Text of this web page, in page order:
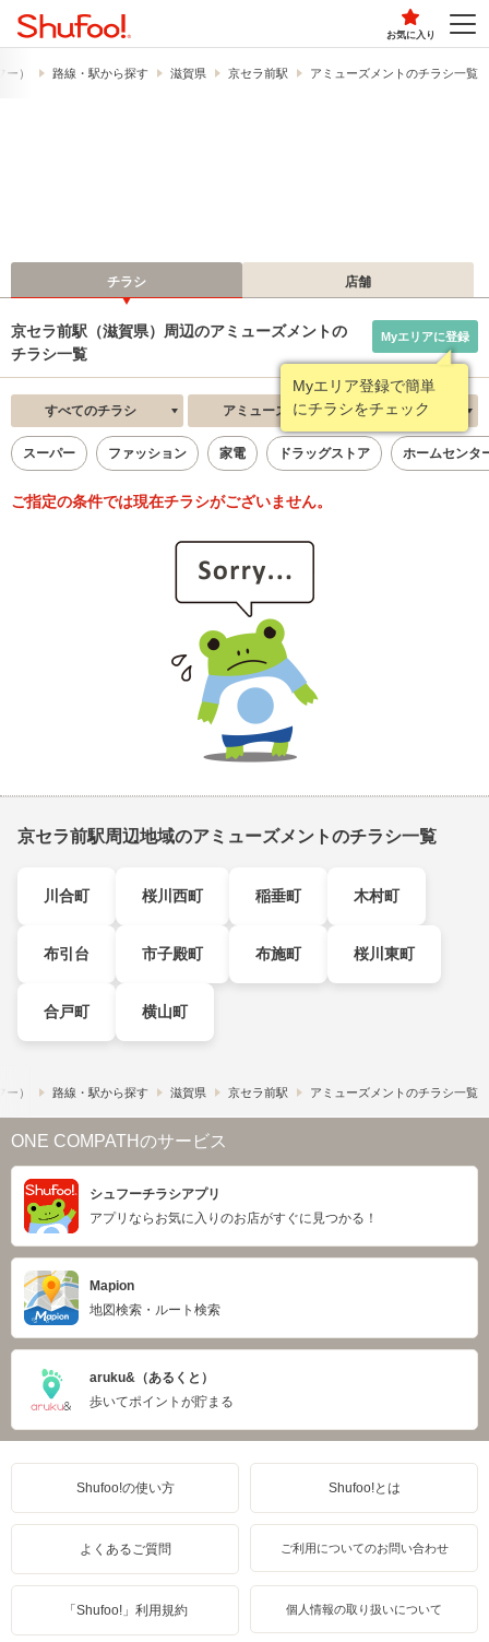
お気に入り
） 路線・駅から探す 滋賀県 京セラ前駅 アミューズメントのチラシ一覧
チラシ 店舗
京セラ前駅（滋賀県）周辺のアミューズメントの
チラシ一覧
Myエリア登録で簡単
にチラシをチェック
Myエリアに登録
すべてのチラシ アミューズメント 新着順
スーパー ファッション 家電 ドラッグストア ホームセンタ
ご指定の条件では現在チラシがございません。
京セラ前駅周辺地域のアミューズメントのチラシ一覧
川合町 桜川西町 稲垂町 木村町
布引台 市子殿町 布施町 桜川東町
合戸町 横山町
） 路線・駅から探す 滋賀県 京セラ前駅 アミューズメントのチラシ一覧
ONE COMPATHのサービス
シュフーチラシアプリ
アプリならお気に入りのお店がすぐに見つかる！
Mapion
地図検索・ルート検索
aruku&（あるくと）
歩いてポイントが貯まる
Shufoo!の使い方 Shufoo!とは
よくあるご質問 ご利用についてのお問い合わせ
「Shufoo!」利用規約 個人情報の取り扱いについて